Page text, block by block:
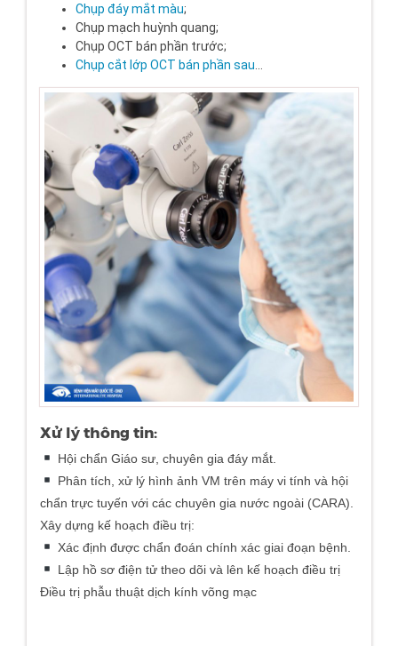
Chụp đáy mắt màu;
Chụp mạch huỳnh quang;
Chụp OCT bán phần trước;
Chụp cắt lớp OCT bán phần sau
Xử lý thông tin:
Hội chẩn Giáo sư, chuyên gia đáy mắt.
Phân tích, xử lý hình ảnh VM trên máy vi tính và hội
chẩn trực tuyến với các chuyên gia nước ngoài (CARA).
Xây dựng kế hoạch điều trị:
Xác định được chẩn đoán chính xác giai đoạn bệnh.
Lập hồ sơ điện tử theo dõi và lên kế hoạch điều trị
Điều trị phẫu thuật dịch kính võng mạc